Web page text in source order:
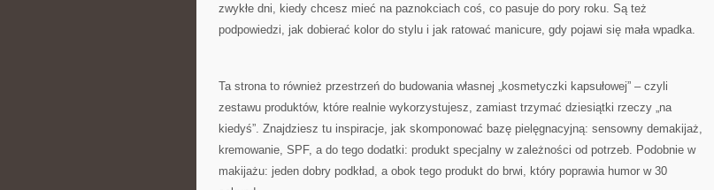
zwykłe dni, kiedy chcesz mieć na paznokciach coś, co pasuje do pory roku. Są też
podpowiedzi, jak dobierać kolor do stylu i jak ratować manicure, gdy pojawi się mała wpadka.
Ta strona to również przestrzeń do budowania własnej „kosmetyczki kapsułowej” – czyli
zestawu produktów, które realnie wykorzystujesz, zamiast trzymać dziesiątki rzeczy „na
kiedyś”. Znajdziesz tu inspiracje, jak skomponować bazę pielęgnacyjną: sensowny demakijaż,
kremowanie, SPF, a do tego dodatki: produkt specjalny w zależności od potrzeb. Podobnie w
makijażu: jeden dobry podkład, a obok tego produkt do brwi, który poprawia humor w 30